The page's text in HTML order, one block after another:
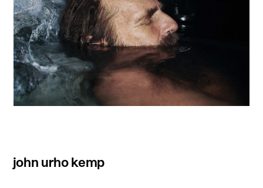
john urho kemp